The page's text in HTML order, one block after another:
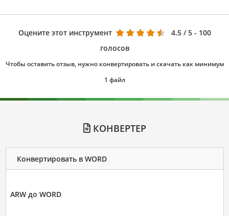
Оцените этот инструмент 4.5 / 5 - 100
голосов
Чтобы оставить отзыв, нужно конвертировать и скачать как минимум
1 файл
КОНВЕРТЕР
Конвертировать в WORD
ARW до WORD